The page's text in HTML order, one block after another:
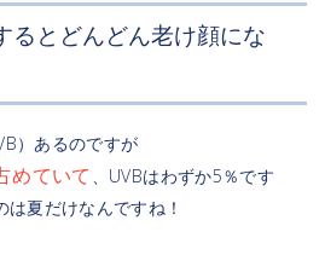
るとどんどん老け顔にな
）あるのですが
めていて 、UVBはわずか5％です
夏だけなんですね！